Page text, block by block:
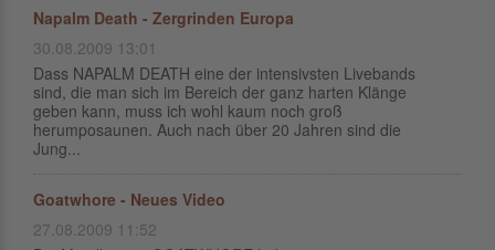
Napalm Death - Zergrinden Europa
30.08.2009 13:01
Dass NAPALM DEATH eine der intensivsten Livebands
sind, die man sich im Bereich der ganz harten Klänge
geben kann, muss ich wohl kaum noch groß
herumposaunen. Auch nach über 20 Jahren sind die
Jung...
Goatwhore - Neues Video
27.08.2009 11:52